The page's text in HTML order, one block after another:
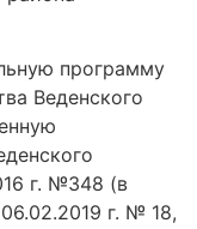
программу
Веденского
г. №348 (в
г. № 18,